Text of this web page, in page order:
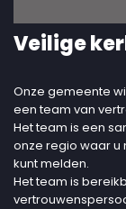
Veilige
Onze gemeente
een team van
Het team is een
onze regio waar
kunt melden.
Het team is